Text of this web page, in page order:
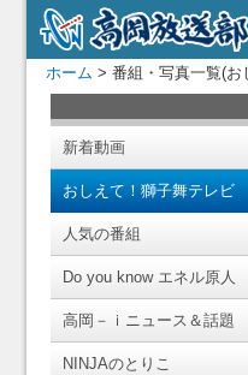
ホーム > 番組・写真一覧(お
新着動画
おしえて！獅子舞テレビ
人気の番組
Do you know エネル原人
高岡－ｉニュース＆話題
NINJAのとりこ